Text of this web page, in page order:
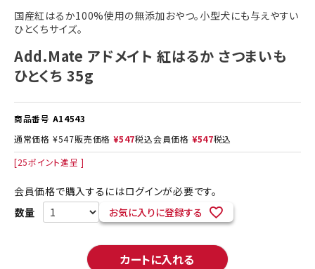
国産紅はるか100%使用の無添加おやつ。小型犬にも与えやすい
ひとくちサイズ。
Add.Mate アドメイト 紅はるか さつまいも
ひとくち 35g
商品番号 A14543
通常価格 ¥547販売価格 ¥547税込会員価格 ¥547税込
[25ポイント進呈 ]
会員価格で購入するにはログインが必要です。
お気に入りに登録する
カートに入れる